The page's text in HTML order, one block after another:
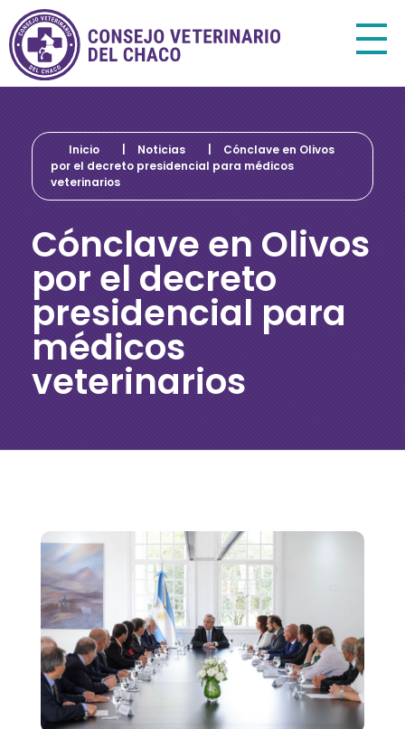
Consejo Veterinario del Chaco
Sede Central Resistencia
Inicio Noticias
Cónclave en Olivos
por el decreto presidencial para médicos
veterinarios
Cónclave en Olivos
por el decreto
presidencial para
médicos
veterinarios
ó
n
c
a